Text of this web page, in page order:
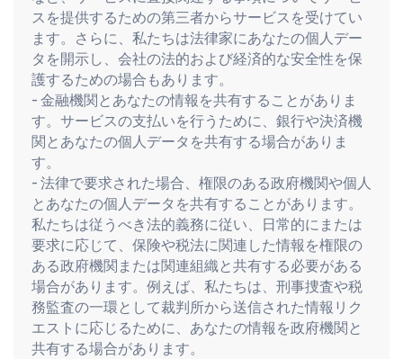
スを提供するための第三者からサービスを受けてい
ます。さらに、私たちは法律家にあなたの個人デー
タを開示し、会社の法的および経済的な安全性を保
護するための場合もあります。
- 金融機関とあなたの情報を共有することがありま
す。サービスの支払いを行うために、銀行や決済機
関とあなたの個人データを共有する場合がありま
す。
- 法律で要求された場合、権限のある政府機関や個人
とあなたの個人データを共有することがあります。
私たちは従うべき法的義務に従い、日常的にまたは
要求に応じて、保険や税法に関連した情報を権限の
ある政府機関または関連組織と共有する必要がある
場合があります。例えば、私たちは、刑事捜査や税
務監査の一環として裁判所から送信された情報リク
エストに応じるために、あなたの情報を政府機関と
共有する場合があります。